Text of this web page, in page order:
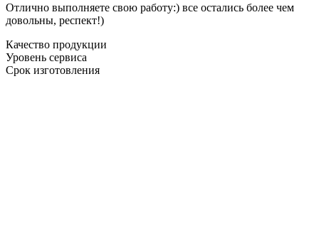
Отлично выполняете свою работу:) все остались более чем
довольны, респект!)
Качество продукции
Уровень сервиса
Срок изготовления